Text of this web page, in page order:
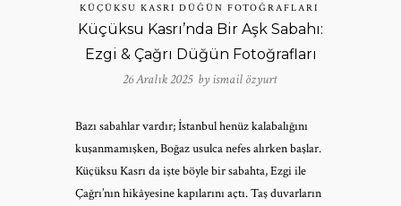
KÜÇÜKSU KASRI DÜĞÜN FOTOĞRAFLARI
Küçüksu Kasrı’nda Bir Aşk Sabahı:
Ezgi & Çağrı Düğün Fotoğrafları
26 Aralık 2025 by ismail özyurt
Bazı sabahlar vardır; İstanbul henüz kalabalığını
kuşanmamışken, Boğaz usulca nefes alırken başlar.
Küçüksu Kasrı da işte böyle bir sabahta, Ezgi ile
Çağrı’nın hikâyesine kapılarını açtı. Taş duvarların